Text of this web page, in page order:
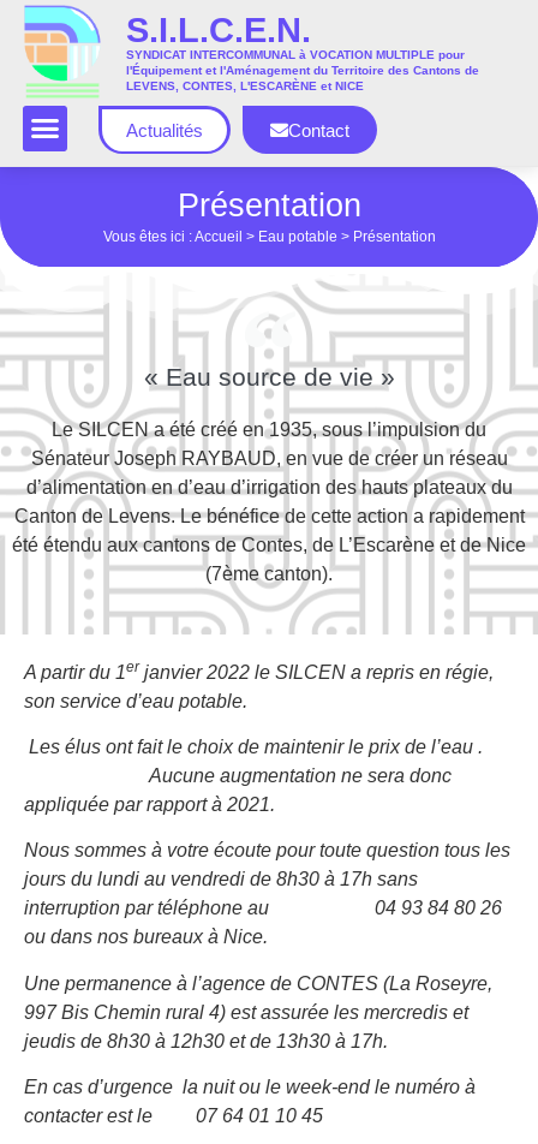
S.I.L.C.E.N.
SYNDICAT INTERCOMMUNAL à VOCATION MULTIPLE pour
l'Équipement et l'Aménagement du Territoire des Cantons de
LEVENS, CONTES, L'ESCARÈNE et NICE
Actualités Contact
Présentation
Vous êtes ici :Accueil > Eau potable > Présentation
« Eau source de vie »
Le SILCEN a été créé en 1935, sous l’impulsion du
Sénateur Joseph RAYBAUD, en vue de créer un réseau
d’alimentation en d’eau d’irrigation des hauts plateaux du
Canton de Levens. Le bénéfice de cette action a rapidement
été étendu aux cantons de Contes, de L’Escarène et de Nice
(7ème canton).
A partir du 1er janvier 2022 le SILCEN a repris en régie,
son service d’eau potable.
Les élus ont fait le choix de maintenir le prix de l’eau .
Aucune augmentation ne sera donc
appliquée par rapport à 2021.
Nous sommes à votre écoute pour toute question tous les
jours du lundi au vendredi de 8h30 à 17h sans
interruption par téléphone au 04 93 84 80 26
ou dans nos bureaux à Nice.
Une permanence à l’agence de CONTES (La Roseyre,
997 Bis Chemin rural 4) est assurée les mercredis et
jeudis de 8h30 à 12h30 et de 13h30 à 17h.
En cas d’urgence la nuit ou le week-end le numéro à
contacter est le 07 64 01 10 45